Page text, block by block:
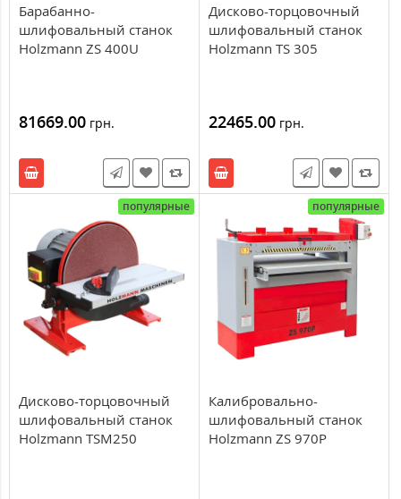
Барабанно-
шлифовальный станок
Holzmann ZS 400U
81669.00 грн.
Дисково-торцовочный
шлифовальный станок
Holzmann TS 305
22465.00 грн.
популярные
Дисково-торцовочный
шлифовальный станок
Holzmann TSM250
популярные
Калибровально-
шлифовальный станок
Holzmann ZS 970P